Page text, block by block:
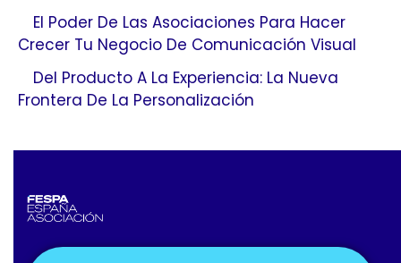
El Poder De Las Asociaciones Para Hacer
Crecer Tu Negocio De Comunicación Visual
Del Producto A La Experiencia: La Nueva
Frontera De La Personalización